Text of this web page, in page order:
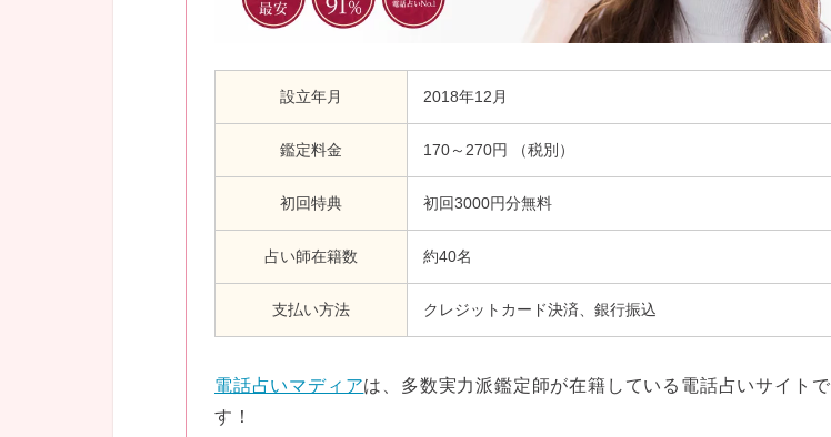
設立年月 2018年12月
鑑定料金 170～270円 （税別）
初回特典 初回3000円分無料
占い師在籍数 約40名
支払い方法 クレジットカード決済、銀行振込
電話占いマディアは、多数実力派鑑定師が在籍している電話占いサイトで
す！